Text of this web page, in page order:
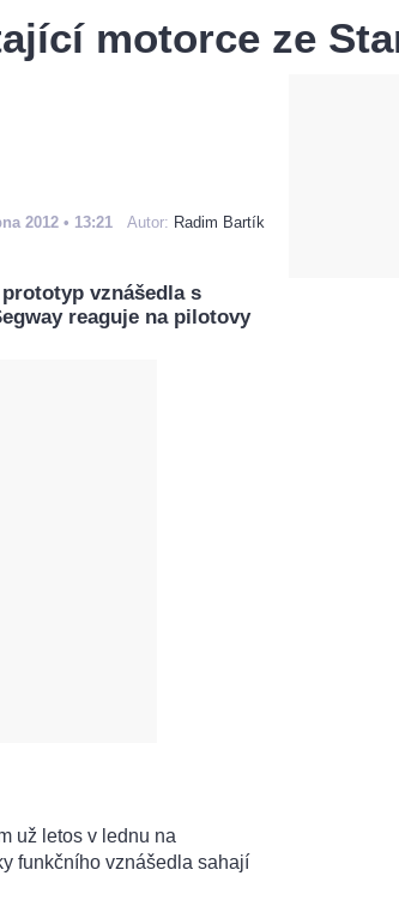
motorce ze
2012 • 13:21 Autor: Radim Bartík
vznášedla s
reaguje na pilotovy
už letos v lednu na
funkčního vznášedla sahají